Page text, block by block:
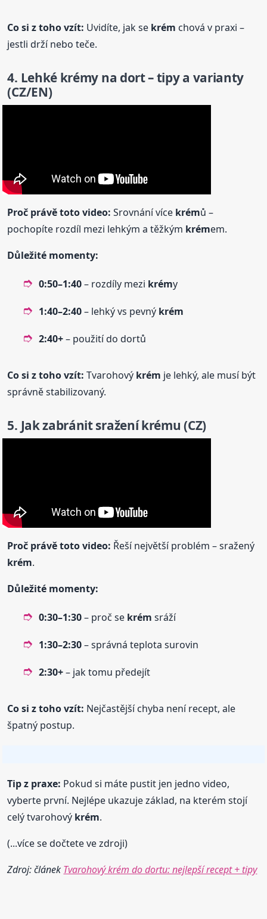
Co si z toho vzít: Uvidíte, jak se krém chová v praxi –
jestli drží nebo teče.
4. Lehké krémy na dort – tipy a varianty
(CZ/EN)
Proč právě toto video: Srovnání více krémů –
pochopíte rozdíl mezi lehkým a těžkým krémem.
Důležité momenty:
0:50–1:40– rozdíly mezi krémy
1:40–2:40– lehký vs pevný krém
2:40+– použití do dortů
Co si z toho vzít: Tvarohový krém je lehký, ale musí být
správně stabilizovaný.
5. Jak zabránit sraženíkrému (CZ)
Proč právě toto video: Řeší největší problém – sražený
krém.
Důležité momenty:
0:30–1:30– proč se krém sráží
1:30–2:30– správná teplota surovin
2:30+– jak tomu předejít
Co si z toho vzít: Nejčastější chyba není recept, ale
špatný postup.
Tip z praxe: Pokud si máte pustit jen jedno video,
vyberte první. Nejlépe ukazuje základ, na kterém stojí
celý tvarohový krém.
(...více se dočtete ve zdroji)
Zdroj: článek Tvarohový krém do dortu: nejlepší recept + tipy